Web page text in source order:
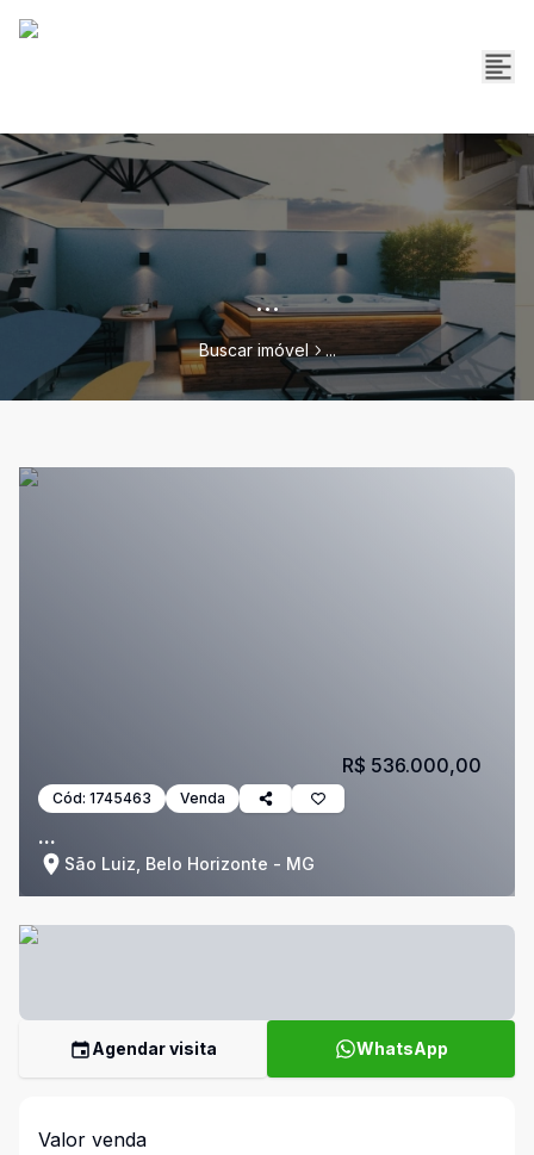
...
Buscar imóvel ...
Cód: 1745463 Venda
...
São Luiz, Belo Horizonte - MG
R$ 536.000,00
Agendar visita WhatsApp
Valor venda